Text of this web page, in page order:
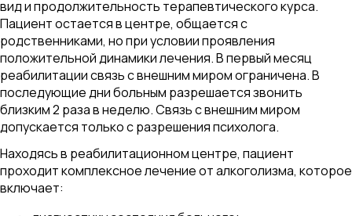
вид и продолжительность терапевтического курса.
Пациент остается в центре, общается с
родственниками, но при условии проявления
положительной динамики лечения. В первый месяц
реабилитации связь с внешним миром ограничена. В
последующие дни больным разрешается звонить
близким 2 раза в неделю. Связь с внешним миром
допускается только с разрешения психолога.
Находясь в реабилитационном центре, пациент
проходит комплексное лечение от алкоголизма, которое
включает: